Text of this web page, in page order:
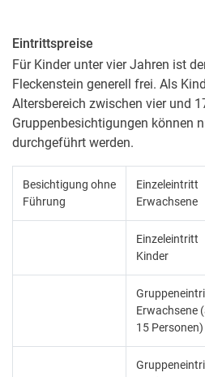
Eintrittspreise
Für Kinder unter vier Jahren ist
Fleckenstein generell frei. Als
Altersbereich zwischen vier und
Gruppenbesichtigungen können
durchgeführt werden.
Besichtigung ohne
Führung
Einzeleintritt
Erwachsene
Einzeleintritt
Kinder
Erwachsene
15 Personen)